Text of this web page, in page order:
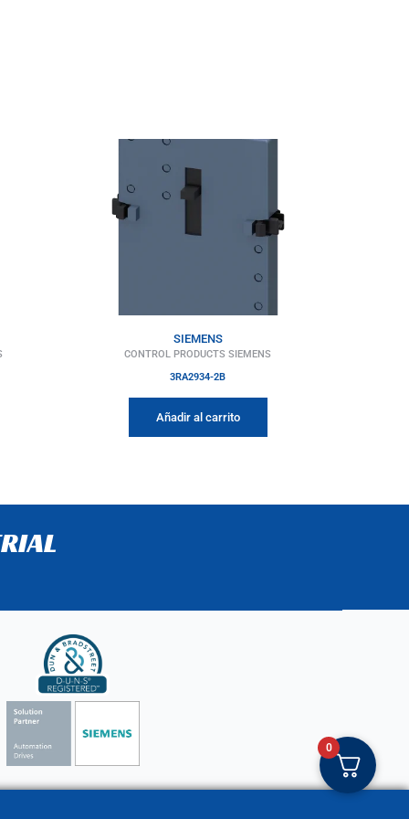
SIEMENS
CONTROL PRODUCTS SIEMENS
3RA2934-2B
Añadir al carrito
0